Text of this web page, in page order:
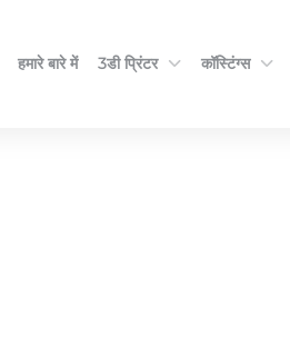
हमारे बारे में 3डी प्रिंटर कॉस्टिंग्स